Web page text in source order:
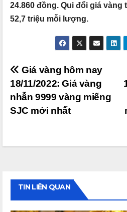
24.860 đồng. Qui đổi giá
52,7 triệu mỗi lượng.
Điều
hướng
bài
viết
Giá vàng hôm nay
18/11/2022: Giá vàng
nhẫn 9999 vàng miếng
SJC mới nhất
TIN LIÊN QUAN